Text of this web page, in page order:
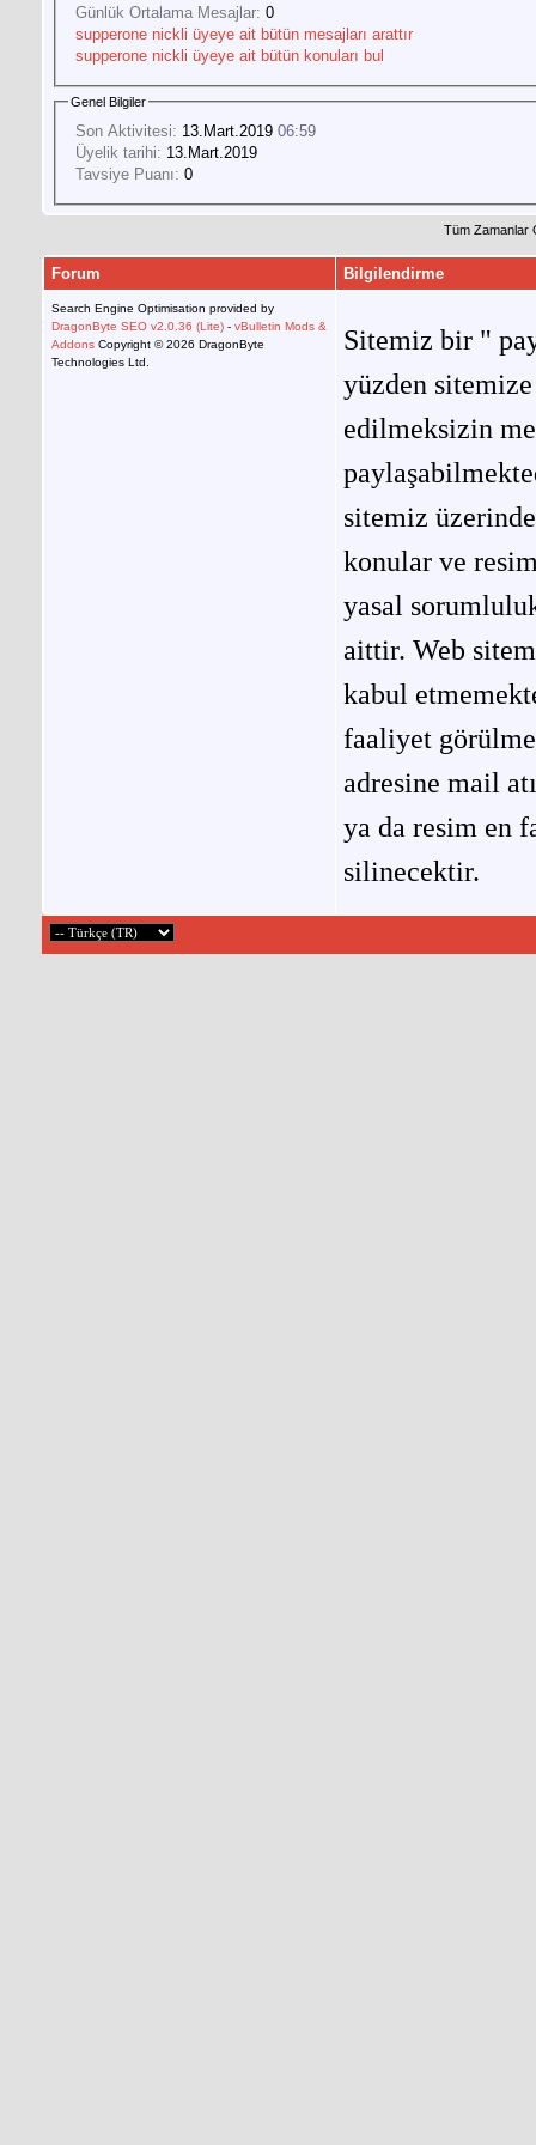
Günlük Ortalama Mesajlar: 0
supperone nickli üyeye ait bütün mesajları arattır
supperone nickli üyeye ait bütün konuları bul
Genel Bilgiler
Son Aktivitesi: 13.Mart.2019 06:59
Üyelik tarihi: 13.Mart.2019
Tavsiye Puanı: 0
Tüm Zamanlar
Forum Bilgilendirme
Search Engine Optimisation provided by
DragonByte SEO v2.0.36 (Lite) - vBulletin Mods &
Addons Copyright © 2026 DragonByte
Technologies Ltd.
Sitemiz bir "
yüzden
edilmeksizin
sitemiz
konular ve
yasal
aittir. Web
kabul
faaliyet
adresine mail
ya da resim en
silinecektir.